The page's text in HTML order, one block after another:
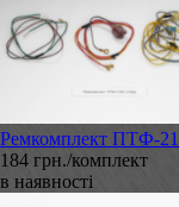
Ремкомплект ПТФ-
184 грн./комплект
в наявності